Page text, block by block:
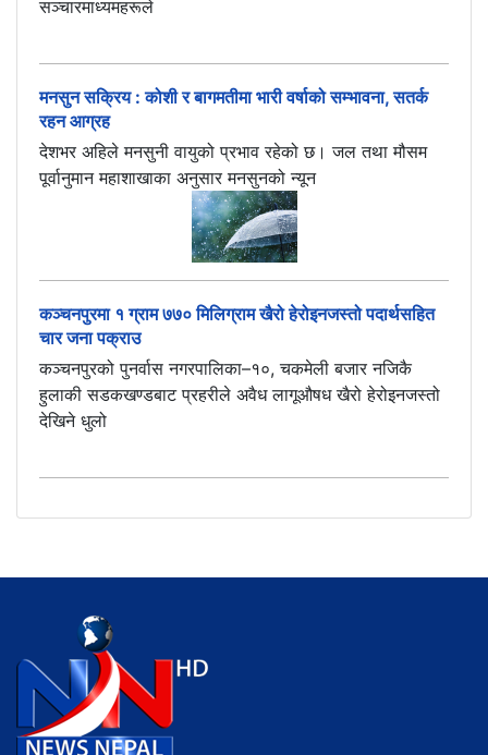
सञ्चारमाध्यमहरूले
मनसुन सक्रिय : कोशी र बागमतीमा भारी वर्षाको सम्भावना, सतर्क
रहन आग्रह
देशभर अहिले मनसुनी वायुको प्रभाव रहेको छ। जल तथा मौसम
पूर्वानुमान महाशाखाका अनुसार मनसुनको न्यून
कञ्चनपुरमा १ ग्राम ७७० मिलिग्राम खैरो हेरोइनजस्तो पदार्थसहित
चार जना पक्राउ
कञ्चनपुरको पुनर्वास नगरपालिका–१०, चकमेली बजार नजिकै
हुलाकी सडकखण्डबाट प्रहरीले अवैध लागूऔषध खैरो हेरोइनजस्तो
देखिने धुलो